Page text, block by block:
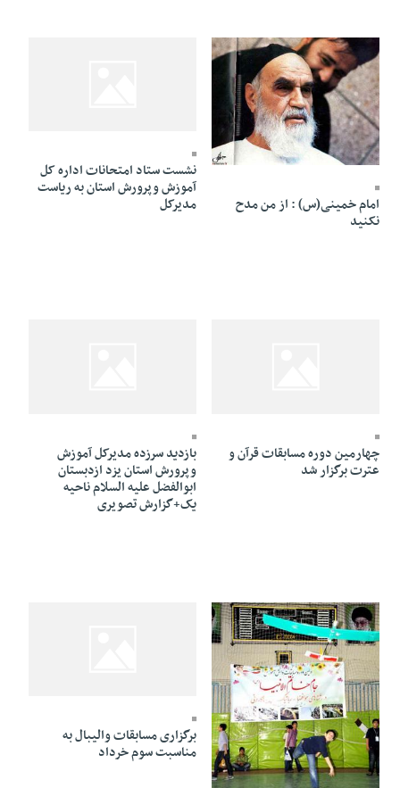
25 Ordibehesht 1391 - 17:25
امام خمینی(س) : از من مدح
نکنید
نشست ستاد امتحانات اداره کل
آموزش وپرورش استان به ریاست
مدیرکل
چهارمین دوره مسابقات قرآن و
عترت برگزار شد
بازدید سرزده مدیرکل آموزش
وپرورش استان یزد ازدبستان
ابوالفضل علیه السلام ناحیه
یک+گزارش تصویری
برگزاری مسابقات والیبال به
مناسبت سوم خرداد